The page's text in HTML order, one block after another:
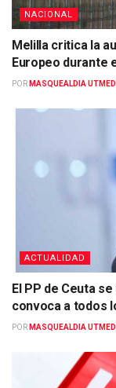
NACIONAL
Melilla critica la
Europeo durante
POR MASQUEALDIA
ACTUALIDAD
El PP de Ceuta
convoca a todos
POR MASQUEALDIA